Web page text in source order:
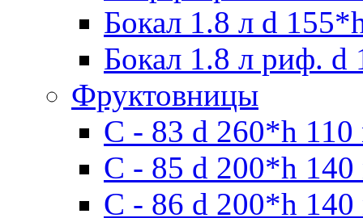
Бокал 1.8 л d
Бокал 1.8 л риф.
Фруктовницы
С - 83 d 260*h
С - 85 d 200*h
С - 86 d 200*h